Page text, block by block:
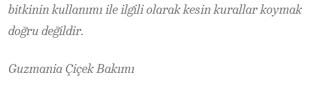
bitkinin kullanımı ile ilgili olarak kesin kurallar koymak
doğru değildir.
Guzmania Çiçek Bakımı